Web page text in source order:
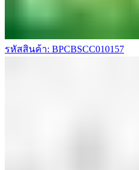
รหัสสินค้า: BPCBSCC010157